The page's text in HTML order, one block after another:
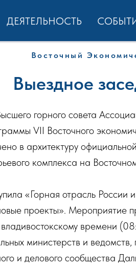
ДЕЯТЕЛЬНОСТЬ
Восточный
Выездное
горного совета
VII Восточного
в архитектуру
комплекса на
«Горная отрасль России
проекты».
времени
министерств и
и делового сообщества